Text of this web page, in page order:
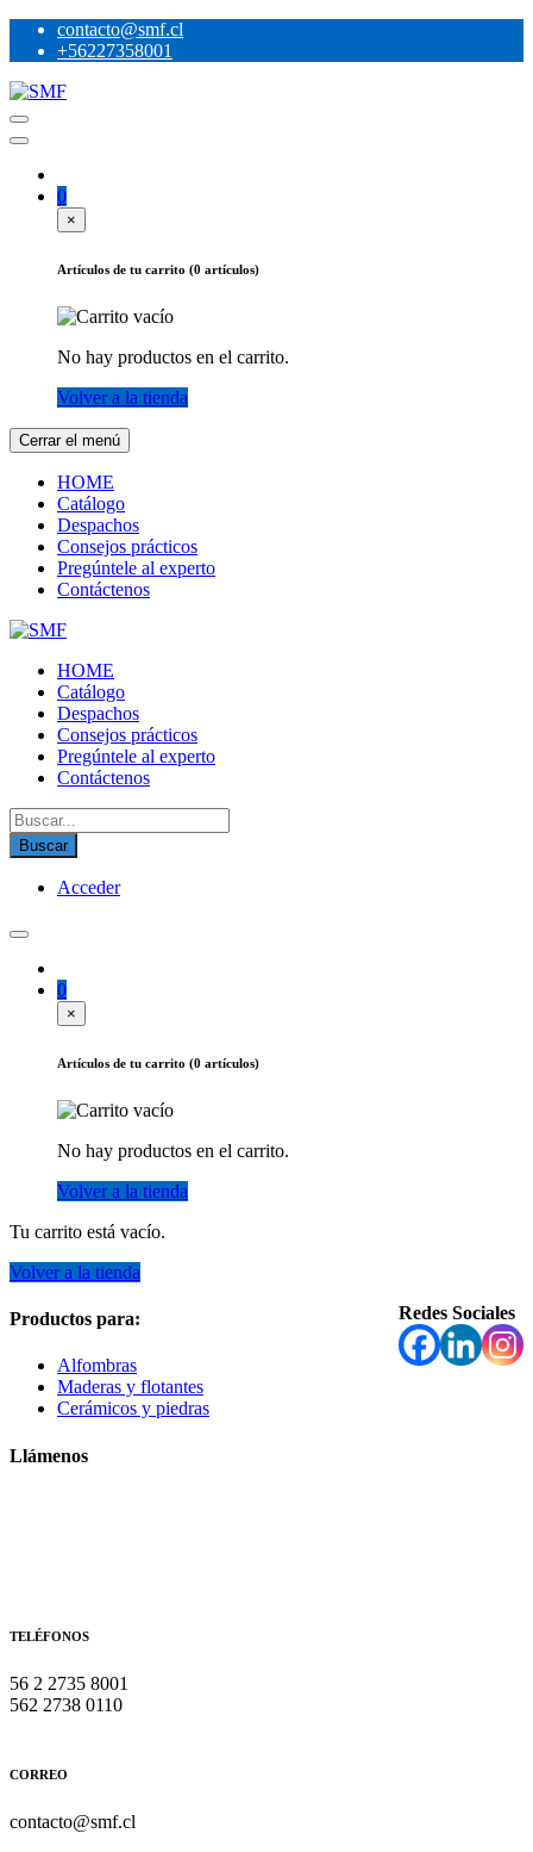
Skip
contacto@smf.cl
+56227358001
0
×
Artículos de tu carrito (0 artículos)
No hay productos en el carrito.
Volver a la tienda
Cerrar el menú
HOME
Catálogo
Despachos
Consejos prácticos
Pregúntele al experto
Contáctenos
SMF
Detergentes, limpiadores, shampoo alfombra, abrillantador de pisos
HOME
Catálogo
Despachos
Consejos prácticos
Pregúntele al experto
Contáctenos
Buscar:
Acceder
0
×
Artículos de tu carrito (0 artículos)
No hay productos en el carrito.
Volver a la tienda
Tu carrito está vacío.
Volver a la tienda
Redes Sociales
Productos para:
Alfombras
Maderas y flotantes
Cerámicos y piedras
Llámenos
TELÉFONOS
56 2 2735 8001
562 2738 0110
CORREO
contacto@smf.cl